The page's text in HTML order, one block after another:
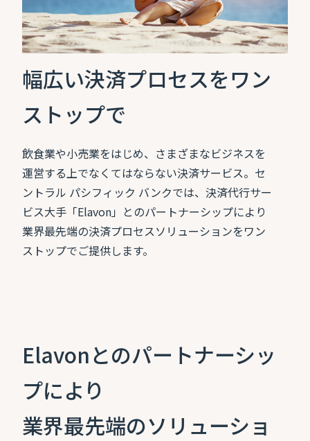
幅広い決済プロセスをワン
ストップで
飲食業や小売業をはじめ、さまざまなビジネスを
運営する上でなくてはならない決済サービス。セ
ントラル パシフィック バンクでは、決済代行サー
ビス大手「Elavon」とのパートナーシップにより
業界最先端の決済プロセスソリューションをワン
ストップでご提供します。
Elavonとのパートナーシッ
プにより
業界最先端のソリューショ